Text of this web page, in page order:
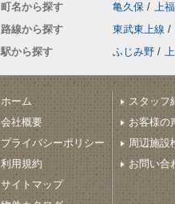
町名から探す
亀久保 / 上
路線から探す
東武東上線 /
駅から探す
ふじみ野 /
ホーム
会社概要
プライバシーポリシー
利用規約
サイトマップ
スタッフ
お客様の
周辺施設
お問い合